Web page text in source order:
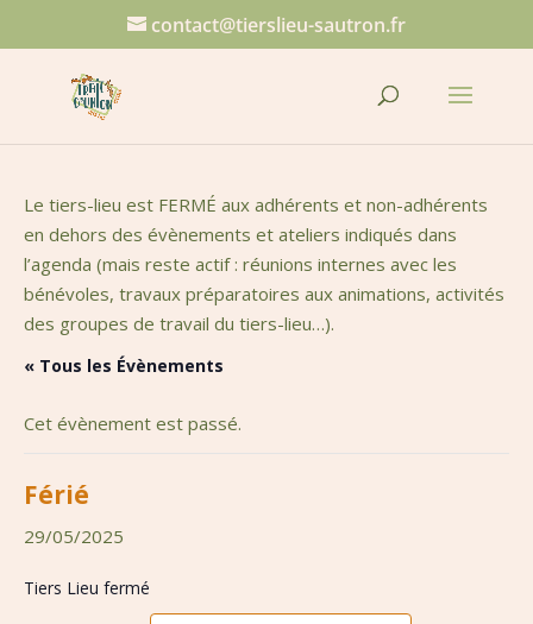
contact@tierslieu-sautron.fr
Le tiers-lieu est FERMÉ aux adhérents et non-adhérents
en dehors des évènements et ateliers indiqués dans
l’agenda (mais reste actif : réunions internes avec les
bénévoles, travaux préparatoires aux animations, activités
des groupes de travail du tiers-lieu…).
« Tous les Évènements
Cet évènement est passé.
Férié
29/05/2025
Tiers Lieu fermé